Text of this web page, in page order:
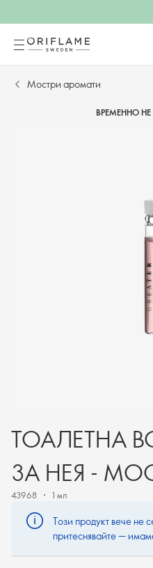
Мостри аромати
ВРЕМЕННО
ТОАЛЕТНА
ЗА НЕЯ -
43968 1 мл
Този продукт вече не
притеснявайте —